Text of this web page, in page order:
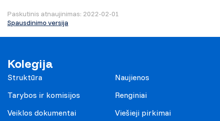
Paskutinis atnaujinimas: 2022-02-01
Spausdinimo versija
Kolegija
Struktūra
Tarybos ir komisijos
Veiklos dokumentai
Naujienos
Renginiai
Viešieji pirkimai